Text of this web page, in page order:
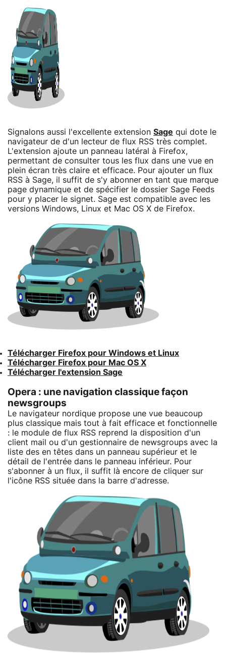
Signalons aussi l'excellente extension Sage qui dote le
navigateur de d'un lecteur de flux RSS très complet.
L'extension ajoute un panneau latéral à Firefox,
permettant de consulter tous les flux dans une vue en
plein écran très claire et efficace. Pour ajouter un flux
RSS à Sage, il suffit de s'y abonner en tant que marque
page dynamique et de spécifier le dossier Sage Feeds
pour y placer le signet. Sage est compatible avec les
versions Windows, Linux et Mac OS X de Firefox.
Télécharger Firefox pour Windows et Linux
Télécharger Firefox pour Mac OS X
Télécharger l'extension Sage
Opera : une navigation classique façon
newsgroups
Le navigateur nordique propose une vue beaucoup
plus classique mais tout à fait efficace et fonctionnelle
: le module de flux RSS reprend la disposition d'un
client mail ou d'un gestionnaire de newsgroups avec la
liste des en têtes dans un panneau supérieur et le
détail de l'entrée dans le panneau inférieur. Pour
s'abonner à un flux, il suffit là encore de cliquer sur
l'icône RSS située dans la barre d'adresse.